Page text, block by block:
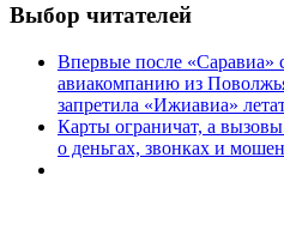
Выбор читателей
Впервые после «Саравиа»
авиакомпанию из
запретила «Ижиавиа»
Карты ограничат, а
о деньгах, звонках и